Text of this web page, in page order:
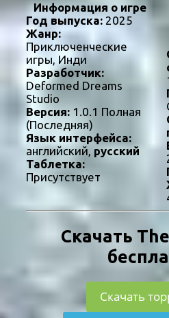
Информация о игре
Год выпуска: 2025
Жанр:
Приключенческие
игры, Инди
Разработчик:
Deformed Dreams
Studio
Версия: 1.0.1 Полная
(Последняя)
Язык интерфейса:
английский, русский
Таблетка:
Присутствует
Скачать
Скачать